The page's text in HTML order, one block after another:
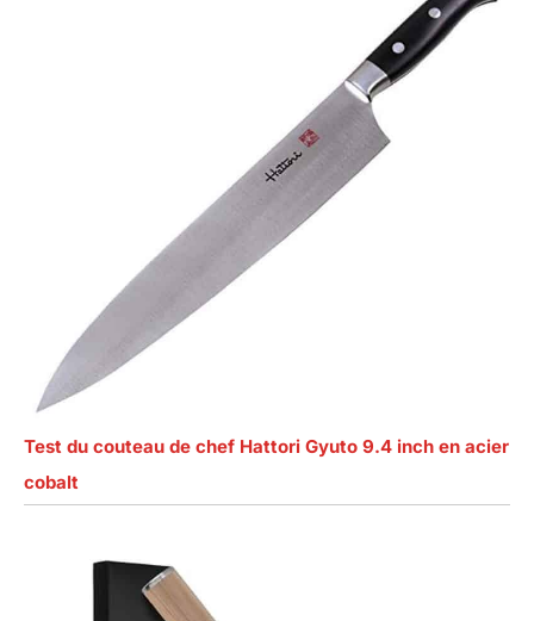
Test du couteau de chef Hattori Gyuto 9.4 inch en acier
cobalt